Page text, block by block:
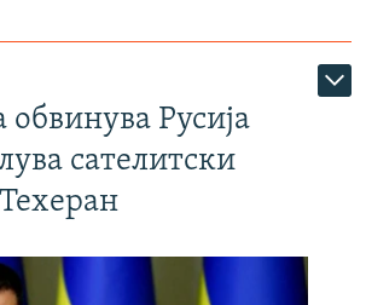
обвинува Русија
сателитски